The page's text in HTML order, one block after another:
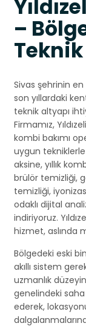
–
Sivas şehrinin en
son yıllardaki
teknik altyapı
Firmamız,
kombi bakımı
uygun
aksine, yıllık
brülör temizliği,
temizliği,
odaklı dijital
indiriyoruz.
hizmet, aslında
Bölgedeki eski
akıllı sistem
uzmanlık
genelindeki saha
ederek,